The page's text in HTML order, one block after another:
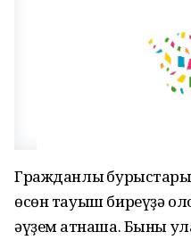
Гражданлыҡ
өсөн тауыш биреүҙә
әүҙем ҡатнаша. Быны